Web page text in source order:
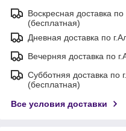
Воскресная доставка
(бесплатная)
Дневная доставка по
Вечерняя доставка по
Субботняя доставка по
(бесплатная)
Все условия доставки